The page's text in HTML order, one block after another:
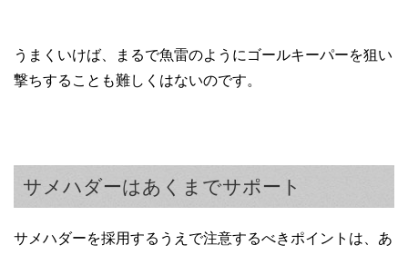
うまくいけば、まるで魚雷のようにゴールキーパーを狙い
撃ちすることも難しくはないのです。
サメハダーはあくまでサポート
サメハダーを採用するうえで注意するべきポイントは、あ